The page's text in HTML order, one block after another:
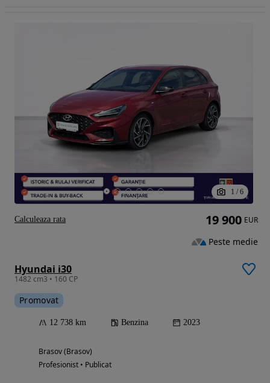
1 / 6
Hyundai i30
1482 cm3 • 160 CP
Promovat
12 738 km Benzina 2023
Brasov (Brasov)
Profesionist • Publicat
19 900 EUR
Peste medie
Calculeaza rata